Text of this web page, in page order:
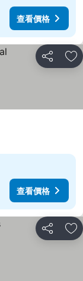
查看價格
分享 加
查看價格
分享 加